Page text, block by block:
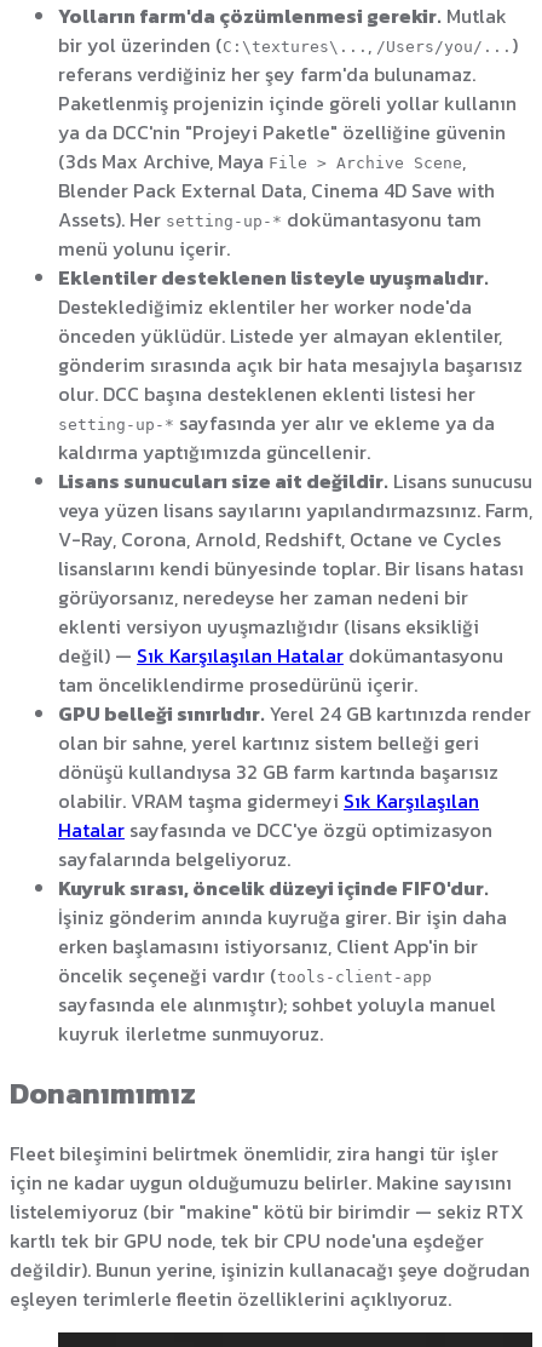
Yolların farm'da çözümlenmesi gerekir. Mutlak
bir yol üzerinden (C:\textures\... , /Users/you/... )
referans verdiğiniz her şey farm'da bulunamaz.
Paketlenmiş projenizin içinde göreli yollar kullanın
ya da DCC'nin "Projeyi Paketle" özelliğine güvenin
(3ds Max Archive, Maya File > Archive Scene,
Blender Pack External Data, Cinema 4D Save with
Assets). Her setting-up-* dokümantasyonu tam
menü yolunu içerir.
Eklentiler desteklenen listeyle uyuşmalıdır.
Desteklediğimiz eklentiler her worker node'da
önceden yüklüdür. Listede yer almayan eklentiler,
gönderim sırasında açık bir hata mesajıyla başarısız
olur. DCC başına desteklenen eklenti listesi her
setting-up-* sayfasında yer alır ve ekleme ya da
kaldırma yaptığımızda güncellenir.
Lisans sunucuları size ait değildir. Lisans sunucusu
veya yüzen lisans sayılarını yapılandırmazsınız. Farm,
V-Ray, Corona, Arnold, Redshift, Octane ve Cycles
lisanslarını kendi bünyesinde toplar. Bir lisans hatası
görüyorsanız, neredeyse her zaman nedeni bir
eklenti versiyon uyuşmazlığıdır (lisans eksikliği
değil) — Sık Karşılaşılan Hatalar dokümantasyonu
tam önceliklendirme prosedürünü içerir.
GPU belleği sınırlıdır. Yerel 24 GB kartınızda render
olan bir sahne, yerel kartınız sistem belleği geri
dönüşü kullandıysa 32 GB farm kartında başarısız
olabilir. VRAM taşma gidermeyi Sık Karşılaşılan
Hatalar sayfasında ve DCC'ye özgü optimizasyon
sayfalarında belgeliyoruz.
Kuyruk sırası, öncelik düzeyi içinde FIFO'dur.
İşiniz gönderim anında kuyruğa girer. Bir işin daha
erken başlamasını istiyorsanız, Client App'in bir
öncelik seçeneği vardır (tools-client-app
sayfasında ele alınmıştır); sohbet yoluyla manuel
kuyruk ilerletme sunmuyoruz.
Donanımımız
Fleet bileşimini belirtmek önemlidir, zira hangi tür işler
için ne kadar uygun olduğumuzu belirler. Makine sayısını
listelemiyoruz (bir "makine" kötü bir birimdir — sekiz RTX
kartlı tek bir GPU node, tek bir CPU node'una eşdeğer
değildir). Bunun yerine, işinizin kullanacağı şeye doğrudan
eşleyen terimlerle fleetin özelliklerini açıklıyoruz.